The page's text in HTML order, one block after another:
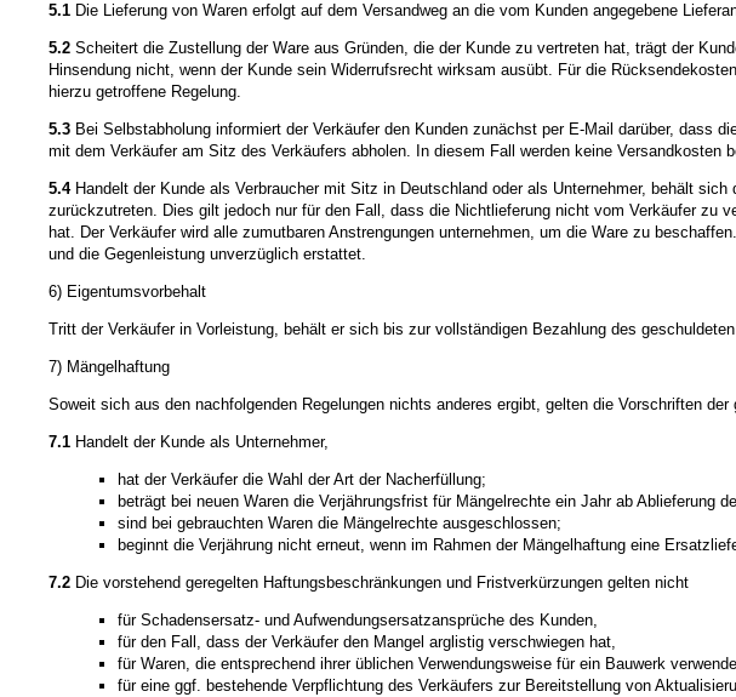
5.1 Die Lieferung von Waren erfolgt auf dem Versandweg an die vom Kunden angegebene
5.2 Scheitert die Zustellung der Ware aus Gründen, die der Kunde zu vertreten hat, trägt der
Hinsendung nicht, wenn der Kunde sein Widerrufsrecht wirksam ausübt. Für die
hierzu getroffene Regelung.
5.3 Bei Selbstabholung informiert der Verkäufer den Kunden zunächst per E-Mail darüber, dass
mit dem Verkäufer am Sitz des Verkäufers abholen. In diesem Fall werden keine Versandkosten
5.4Handelt der Kunde als Verbraucher mit Sitz in Deutschland oder als Unternehmer, behält
zurückzutreten. Dies gilt jedoch nur für den Fall, dass die Nichtlieferung nicht vom Verkäufer
hat. Der Verkäufer wird alle zumutbaren Anstrengungen unternehmen, um die Ware zu
und die Gegenleistung unverzüglich erstattet.
6) Eigentumsvorbehalt
Tritt der Verkäufer in Vorleistung, behält er sich bis zur vollständigen Bezahlung des
7) Mängelhaftung
Soweit sich aus den nachfolgenden Regelungen nichts anderes ergibt, gelten die Vorschriften
7.1 Handelt der Kunde als Unternehmer,
hat der Verkäufer die Wahl der Art der Nacherfüllung;
beträgt bei neuen Waren die Verjährungsfrist für Mängelrechte ein Jahr ab Ablieferung
sind bei gebrauchten Waren die Mängelrechte ausgeschlossen;
beginnt die Verjährung nicht erneut, wenn im Rahmen der Mängelhaftung eine
7.2 Die vorstehend geregelten Haftungsbeschränkungen und Fristverkürzungen gelten nicht
für Schadensersatz- und Aufwendungsersatzansprüche des Kunden,
für den Fall, dass der Verkäufer den Mangel arglistig verschwiegen hat,
für Waren, die entsprechend ihrer üblichen Verwendungsweise für ein Bauwerk
für eine ggf. bestehende Verpflichtung des Verkäufers zur Bereitstellung von